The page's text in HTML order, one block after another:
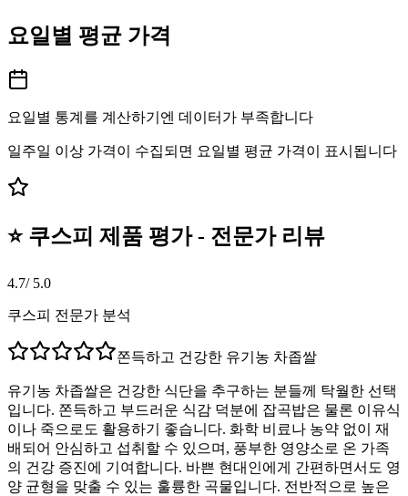
요일별 평균 가격
요일별 통계를 계산하기엔 데이터가 부족합니다
일주일 이상 가격이 수집되면 요일별 평균 가격이 표시됩니다
⭐ 쿠스피 제품 평가 - 전문가 리뷰
4.7/ 5.0
쿠스피 전문가 분석
쫀득하고 건강한 유기농 차좁쌀
유기농 차좁쌀은 건강한 식단을 추구하는 분들께 탁월한 선택
입니다. 쫀득하고 부드러운 식감 덕분에 잡곡밥은 물론 이유식
이나 죽으로도 활용하기 좋습니다. 화학 비료나 농약 없이 재
배되어 안심하고 섭취할 수 있으며, 풍부한 영양소로 온 가족
의 건강 증진에 기여합니다. 바쁜 현대인에게 간편하면서도 영
양 균형을 맞출 수 있는 훌륭한 곡물입니다. 전반적으로 높은